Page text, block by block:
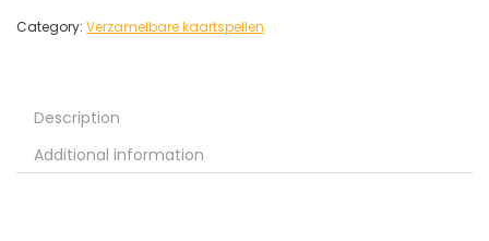
Category: Verzamelbare kaartspellen
Description
Additional information